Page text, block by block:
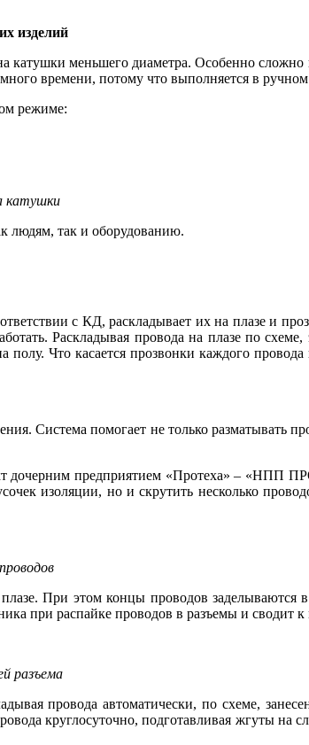
изделий
меньшего диаметра. Особенно сложно
времени, потому что выполняется в
режиме:
катушки
людям, так и оборудованию.
с КД, раскладывает их на плазе и
Раскладывая провода на плазе по
Что касается прозвонки каждого провода
Система помогает не только разматывать
дочерним предприятием «Протеха» – «НПП
изоляции, но и скрутить несколько
При этом концы проводов заделываются
при распайке проводов в разъемы и
разъема
провода автоматически, по схеме,
круглосуточно, подготавливая жгуты на